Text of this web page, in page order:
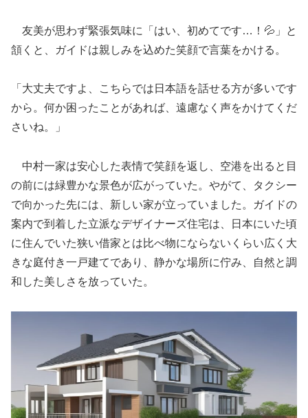
友美が思わず緊張気味に「はい、初めてです…！💦」と
頷くと、ガイドは親しみを込めた笑顔で言葉をかける。
「大丈夫ですよ、こちらでは日本語を話せる方が多いです
から。何か困ったことがあれば、遠慮なく声をかけてくだ
さいね。」
中村一家は安心した表情で笑顔を返し、空港を出ると目
の前には緑豊かな景色が広がっていた。やがて、タクシー
で向かった先には、新しい家が立っていました。ガイドの
案内で到着した立派なデザイナーズ住宅は、日本にいた頃
に住んでいた狭い借家とは比べ物にならないくらい広く大
きな庭付き一戸建てであり、静かな場所に佇み、自然と調
和した美しさを放っていた。